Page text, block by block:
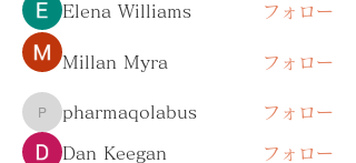
Elena Williams フォロー
Millan Myra フォロー
pharmaqolabus
pharmaqolabus フォロー
Dan Keegan
フォロー